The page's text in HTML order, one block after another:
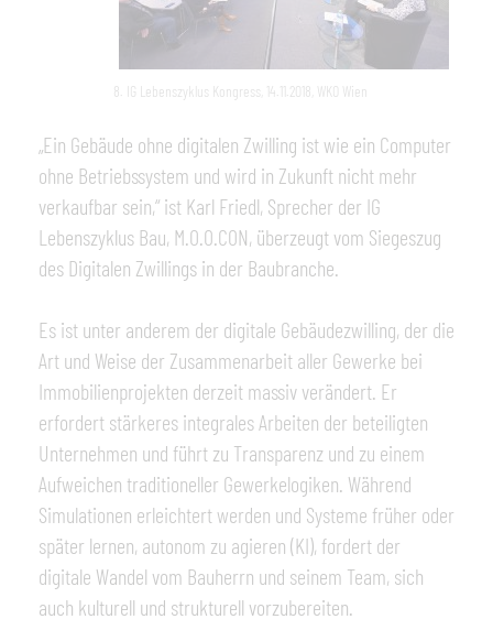
8. IG Lebenszyklus Kongress, 14.11.2018, WKO Wien
„Ein Gebäude ohne digitalen Zwilling ist wie ein Computer
ohne Betriebssystem und wird in Zukunft nicht mehr
verkaufbar sein,“ ist Karl Friedl, Sprecher der IG
Lebenszyklus Bau, M.O.O.CON, überzeugt vom Siegeszug
des Digitalen Zwillings in der Baubranche.
Es ist unter anderem der digitale Gebäudezwilling, der die
Art und Weise der Zusammenarbeit aller Gewerke bei
Immobilienprojekten derzeit massiv verändert. Er
erfordert stärkeres integrales Arbeiten der beteiligten
Unternehmen und führt zu Transparenz und zu einem
Aufweichen traditioneller Gewerkelogiken. Während
Simulationen erleichtert werden und Systeme früher oder
später lernen, autonom zu agieren (KI), fordert der
digitale Wandel vom Bauherrn und seinem Team, sich
auch kulturell und strukturell vorzubereiten.